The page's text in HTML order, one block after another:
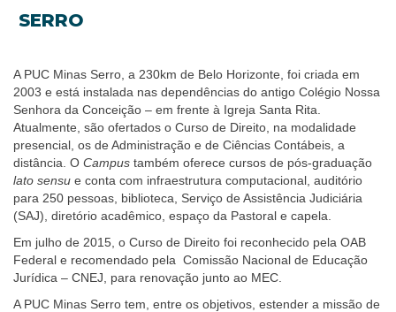
SERRO
A PUC Minas Serro, a 230km de Belo Horizonte, foi criada em
2003 e está instalada nas dependências do antigo Colégio Nossa
Senhora da Conceição – em frente à Igreja Santa Rita.
Atualmente, são ofertados o Curso de Direito, na modalidade
presencial, os de Administração e de Ciências Contábeis, a
distância. O Campus também oferece cursos de pós-graduação
lato sensu e conta com infraestrutura computacional, auditório
para 250 pessoas, biblioteca, Serviço de Assistência Judiciária
(SAJ), diretório acadêmico, espaço da Pastoral e capela.
Em julho de 2015, o Curso de Direito foi reconhecido pela OAB
Federal e recomendado pela Comissão Nacional de Educação
Jurídica – CNEJ, para renovação junto ao MEC.
A PUC Minas Serro tem, entre os objetivos, estender a missão de